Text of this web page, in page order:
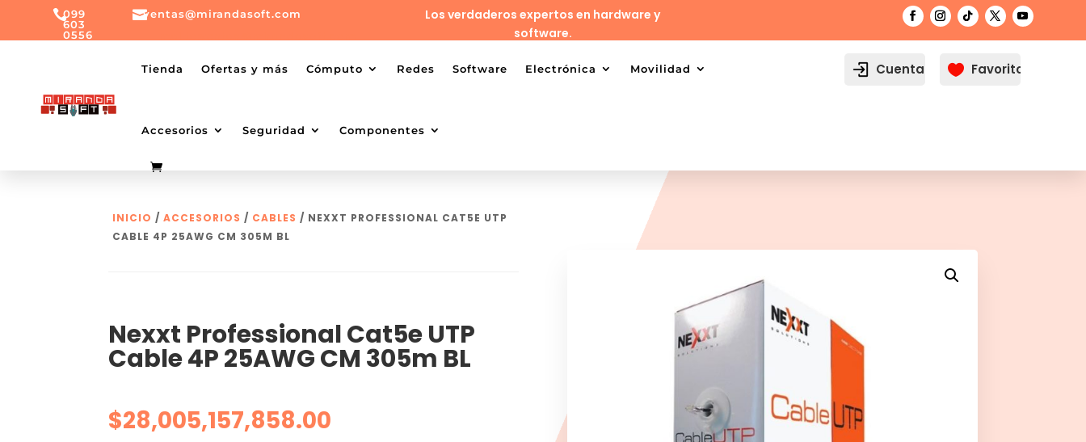
099
603
0556
0556
ventas@mirandasoft.com
mailto:ventas@mirandasoft.com
Los verdaderos expertos en hardware y
software.
Tienda Ofertas y más Cómputo Redes Software Electrónica Movilidad
Accesorios Seguridad Componentes
Cuenta  Favoritos
INICIO /ACCESORIOS / CABLES / NEXXT PROFESSIONAL CAT5E UTP
CABLE 4P 25AWG CM 305M BL
Nexxt Professional Cat5e UTP
Cable 4P 25AWG CM 305m BL
$28,005,157,858.00